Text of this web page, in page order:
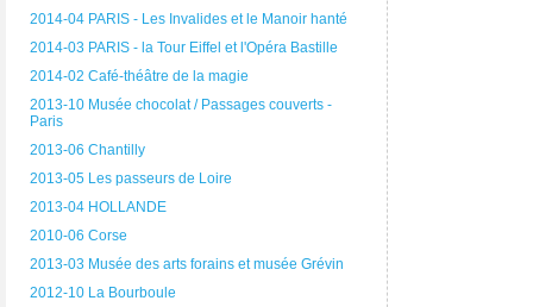
2014-04 PARIS - Les Invalides et le Manoir hanté
2014-03 PARIS - la Tour Eiffel et l'Opéra Bastille
2014-02 Café-théâtre de la magie
2013-10 Musée chocolat / Passages couverts -
Paris
2013-06 Chantilly
2013-05 Les passeurs de Loire
2013-04 HOLLANDE
2010-06 Corse
2013-03 Musée des arts forains et musée Grévin
2012-10 La Bourboule